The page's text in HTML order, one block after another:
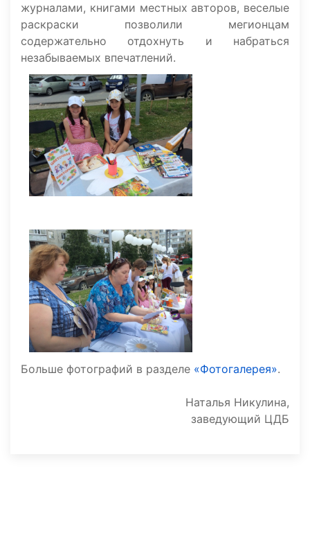
журналами, книгами местных авторов, веселые
раскраски позволили мегионцам
содержательно отдохнуть и набраться
незабываемых впечатлений.
Больше фотографий в разделе «Фотогалерея».
Наталья Никулина,
заведующий ЦДБ